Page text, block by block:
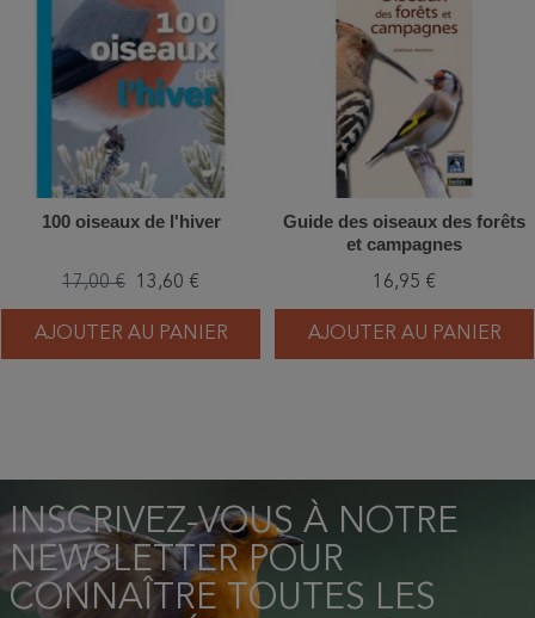
100 oiseaux de l'hiver
17,00 € 13,60 €
AJOUTER AU PANIER
Guide des oiseaux des forêts
et campagnes
16,95 €
AJOUTER AU PANIER
INSCRIVEZ-VOUS À NOTRE
NEWSLETTER POUR
CONNAÎTRE TOUTES LES